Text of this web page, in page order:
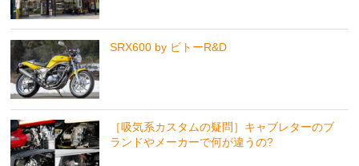
SRX600 by ビトーR&D
［吸気系カスタムの疑問］キャブレターのブ
ランドやメーカーで何が違うの?